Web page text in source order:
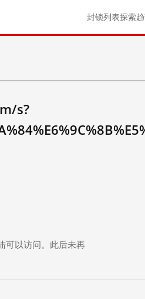
封锁列表探索
s?
可以访问。此后未再